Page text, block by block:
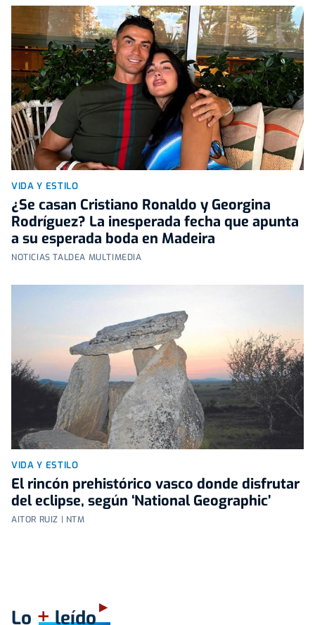
VIDA Y ESTILO
¿Se casan Cristiano Ronaldo y Georgina
Rodríguez? La inesperada fecha que apunta
a su esperada boda en Madeira
NOTICIAS TALDEA MULTIMEDIA
VIDA Y ESTILO
El rincón prehistórico vasco donde disfrutar
del eclipse, según ‘National Geographic’
AITOR RUIZ | NTM
Lo +leído